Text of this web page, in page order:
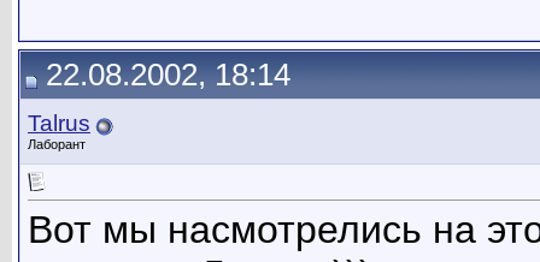
22.08.2002, 18:14
Talrus
Лаборант
Вот мы насмотрелись на